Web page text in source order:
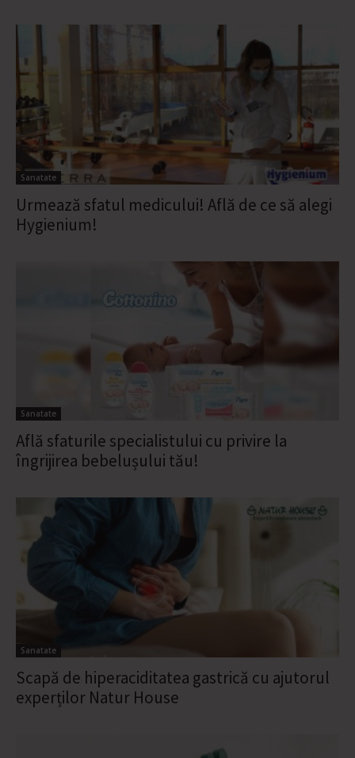
Sanatate
Urmează sfatul medicului! Află de ce să alegi
Hygienium!
Sanatate
Află sfaturile specialistului cu privire la
îngrijirea bebelușului tău!
Sanatate
Scapă de hiperaciditatea gastrică cu ajutorul
experților Natur House